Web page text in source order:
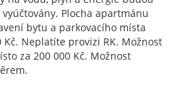
Plocha apartmánu
bytu a parkovacího místa
Neplatíte provizi RK. Možnost
za 200 000 Kč. Možnost